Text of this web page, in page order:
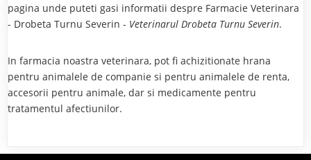
pagina unde puteti gasi informatii despre Farmacie Veterinara
- Drobeta Turnu Severin - Veterinarul Drobeta Turnu Severin.
In farmacia noastra veterinara, pot fi achizitionate hrana
pentru animalele de companie si pentru animalele de renta,
accesorii pentru animale, dar si medicamente pentru
tratamentul afectiunilor.